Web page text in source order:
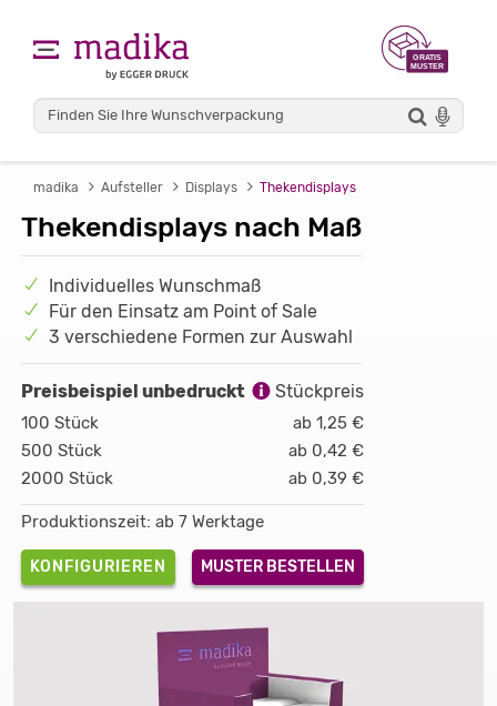
madika Aufsteller Displays Thekendisplays
Thekendisplays nach Maß
Individuelles Wunschmaß
Für den Einsatz am Point of Sale
3 verschiedene Formen zur Auswahl
Preisbeispiel unbedruckt Stückpreis
100 Stück
ab 1,25 €
500 Stück
ab 0,42 €
2000 Stück
ab 0,39 €
Produktionszeit: ab 7 Werktage
KONFIGURIEREN MUSTER BESTELLEN